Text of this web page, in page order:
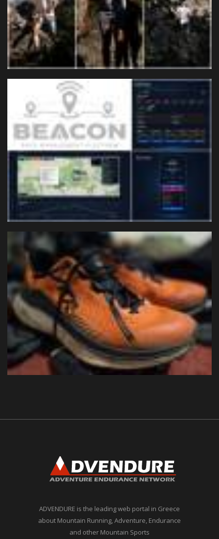
ADVENDURE is the leading web portal in Greece
about Mountain Running, Adventure, Endurance
and other Mountain Sports